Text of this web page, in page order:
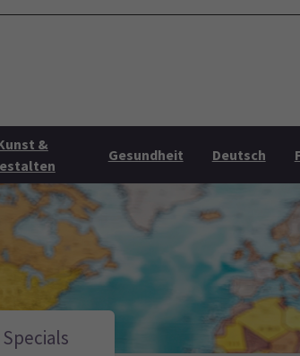
Startseite Über uns Mehr Angebote
&
Gesundheit Deutsch
Specials